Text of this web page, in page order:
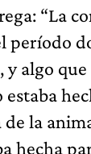
“La
período
algo que
estaba
la
hecha